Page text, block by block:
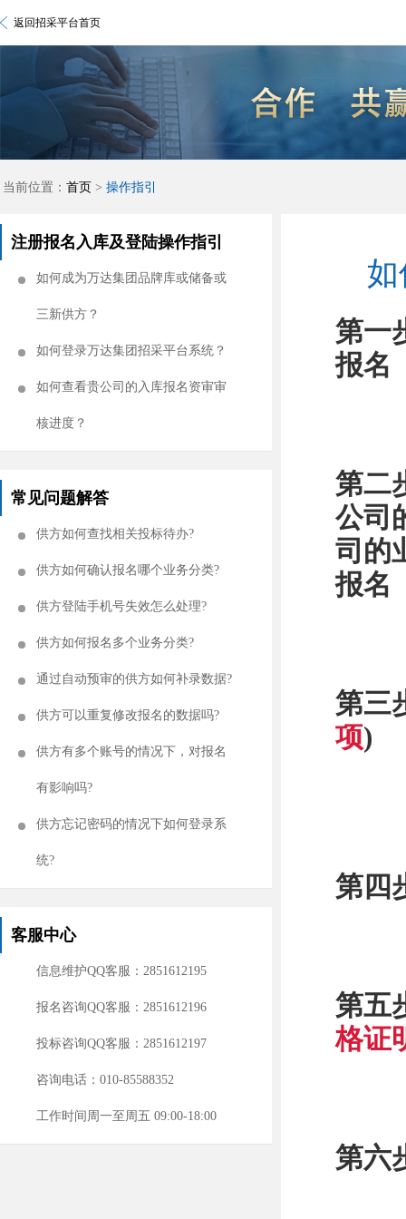
返回招采平台首页
注册报名入库及登陆操作指引
如何成为万达集团品牌库或储备或
三新供方？
如何登录万达集团招采平台系统？
如何查看贵公司的入库报名资审审
核进度？
常见问题解答
供方如何查找相关投标待办?
供方如何确认报名哪个业务分类?
供方登陆手机号失效怎么处理?
供方如何报名多个业务分类?
通过自动预审的供方如何补录数据?
供方可以重复修改报名的数据吗?
供方有多个账号的情况下，对报名
有影响吗?
供方忘记密码的情况下如何登录系
统?
客服中心
信息维护QQ客服：2851612195
报名咨询QQ客服：2851612196
投标咨询QQ客服：2851612197
咨询电话：010-85588352
工作时间周一至周五 09:00-18:00
当前位置： 首页 > 操作指引
第一
报名
第二
公司
司的
报名
第三
项)
第四
第五
格证
第六